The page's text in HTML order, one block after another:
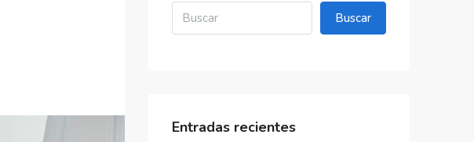
Buscar
Entradas recientes